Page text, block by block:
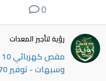
0
رؤية لتأجير المعدات
وسيهات - توفير 70% وقت وعمالة